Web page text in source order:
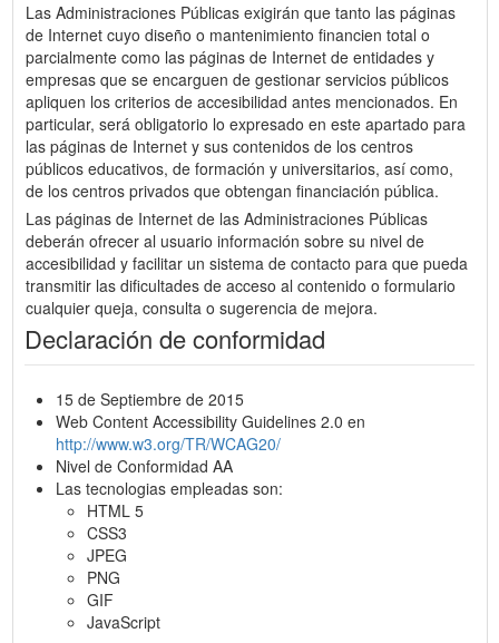
Las Administraciones Públicas exigirán que tanto las páginas
de Internet cuyo diseño o mantenimiento financien total o
parcialmente como las páginas de Internet de entidades y
empresas que se encarguen de gestionar servicios públicos
apliquen los criterios de accesibilidad antes mencionados. En
particular, será obligatorio lo expresado en este apartado para
las páginas de Internet y sus contenidos de los centros
públicos educativos, de formación y universitarios, así como,
de los centros privados que obtengan financiación pública.
Las páginas de Internet de las Administraciones Públicas
deberán ofrecer al usuario información sobre su nivel de
accesibilidad y facilitar un sistema de contacto para que pueda
transmitir las dificultades de acceso al contenido o formulario
cualquier queja, consulta o sugerencia de mejora.
Declaración de conformidad
15 de Septiembre de 2015
Web Content Accessibility Guidelines 2.0 en
http://www.w3.org/TR/WCAG20/
Nivel de Conformidad AA
Las tecnologias empleadas son:
HTML 5
CSS3
JPEG
PNG
GIF
JavaScript